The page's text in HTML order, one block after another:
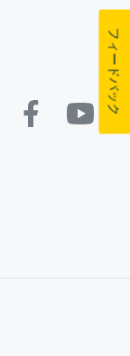
フィードバック